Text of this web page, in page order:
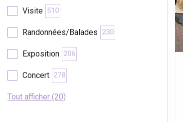
Visite 510
Randonnées/Balades 230
Exposition 206
Concert 278
Tout afficher (20)